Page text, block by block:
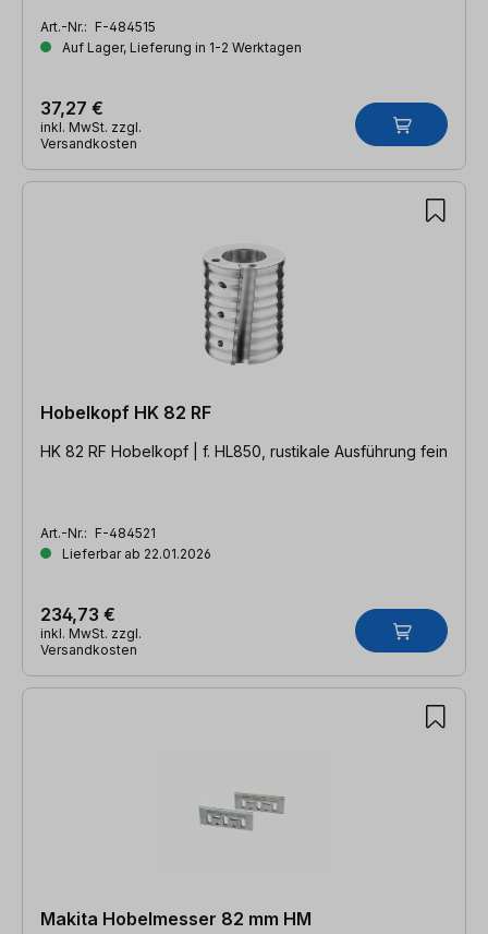
Art.-Nr.: F-484515
Auf Lager, Lieferung in 1-2 Werktagen
37,27 €
inkl. MwSt. zzgl.
Versandkosten
Hobelkopf HK 82 RF
HK 82 RF Hobelkopf | f. HL850, rustikale Ausführung fein
Art.-Nr.: F-484521
Lieferbar ab 22.01.2026
234,73 €
inkl. MwSt. zzgl.
Versandkosten
Makita Hobelmesser 82 mm HM